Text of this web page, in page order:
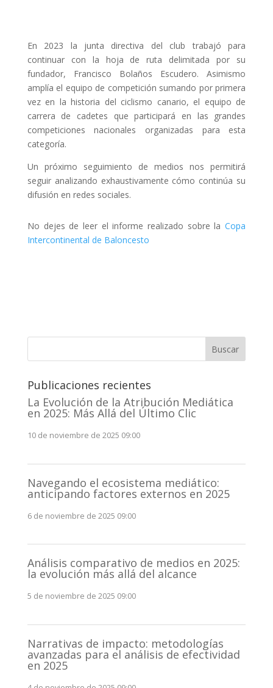
En 2023 la junta directiva del club trabajó para
continuar con la hoja de ruta delimitada por su
fundador, Francisco Bolaños Escudero. Asimismo
amplía el equipo de competición sumando por primera
vez en la historia del ciclismo canario, el equipo de
carrera de cadetes que participará en las grandes
competiciones nacionales organizadas para esta
categoría.
Un próximo seguimiento de medios nos permitirá
seguir analizando exhaustivamente cómo continúa su
difusión en redes sociales.
No dejes de leer el informe realizado sobre laCopa
Intercontinental de Baloncesto
Buscar
Publicaciones recientes
La Evolución de la Atribución Mediática
en 2025: Más Allá del Último Clic
10 de noviembre de 2025 09:00
Navegando el ecosistema mediático:
anticipando factores externos en 2025
6 de noviembre de 2025 09:00
Análisis comparativo de medios en 2025:
la evolución más allá del alcance
5 de noviembre de 2025 09:00
Narrativas de impacto: metodologías
avanzadas para el análisis de efectividad
en 2025